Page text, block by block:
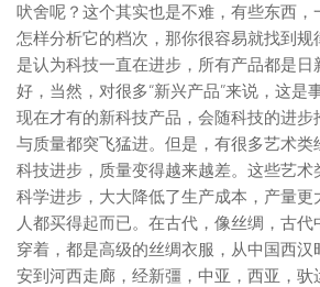
吠舍呢？这个其实也是不难，有些东西，
怎样分析它的档次，那你很容易就找到规
是认为科技一直在进步，所有产品都是日
好，当然，对很多“新兴产品”来说，这是
现在才有的新科技产品，会随科技的进步
与质量都突飞猛进。但是，有很多艺术类
科技进步，质量变得越来越差。这些艺术
科学进步，大大降低了生产成本，产量更
人都买得起而已。在古代，像丝绸，古代
穿着，都是高级的丝绸衣服，从中国西
安到河西走廊，经新彊，中亚，西亚，驮